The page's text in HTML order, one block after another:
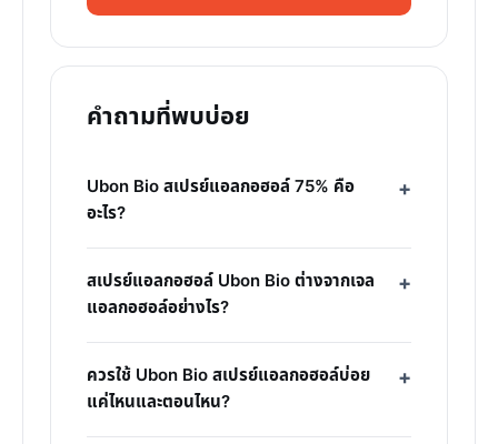
คำถามที่พบบ่อย
Ubon Bio สเปรย์แอลกอฮอล์ 75% คือ
อะไร?
สเปรย์แอลกอฮอล์ Ubon Bio ต่างจากเจล
แอลกอฮอล์อย่างไร?
ควรใช้ Ubon Bio สเปรย์แอลกอฮอล์บ่อย
แค่ไหนและตอนไหน?